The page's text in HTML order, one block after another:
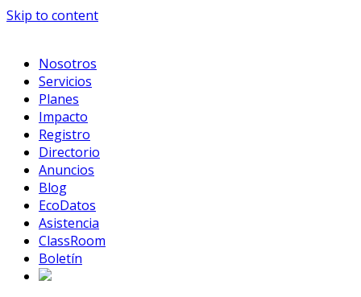
Skip to content
Nosotros
Servicios
Planes
Impacto
Registro
Directorio
Anuncios
Blog
EcoDatos
Asistencia
ClassRoom
Boletín